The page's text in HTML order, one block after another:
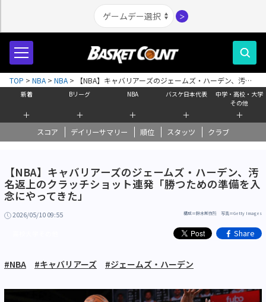
＞
新着
＋
Bリーグ
＋
NBA
＋
バスケ日本代表
＋
中学・高校・大学
その他
＋
スコア デイリーサマリー 順位 スタッツ クラブ
TOP > NBA > NBA >
【NBA】キャバリアーズのジェームズ・ハーデン、汚名
返上のクラッチショット連発「勝つための準備を入念にやってきた」
【NBA】キャバリアーズのジェームズ・ハーデン、汚
名返上のクラッチショット連発「勝つための準備を入
念にやってきた」
2026/05/10 09:55 構成＝鈴木制作所 写真＝Getty Images
Share
#NBA #キャバリアーズ #ジェームズ・ハーデン